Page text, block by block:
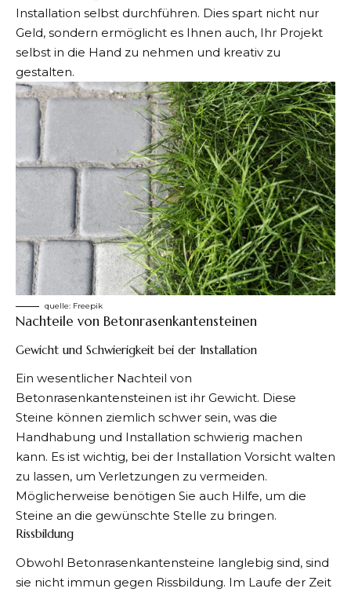
Installation selbst durchführen. Dies spart nicht nur
Geld, sondern ermöglicht es Ihnen auch, Ihr Projekt
selbst in die Hand zu nehmen und kreativ zu
gestalten.
quelle: Freepik
Nachteile von Betonrasenkantensteinen
Gewicht und Schwierigkeit bei der Installation
Ein wesentlicher Nachteil von
Betonrasenkantensteinen ist ihr Gewicht. Diese
Steine können ziemlich schwer sein, was die
Handhabung und Installation schwierig machen
kann. Es ist wichtig, bei der Installation Vorsicht walten
zu lassen, um Verletzungen zu vermeiden.
Möglicherweise benötigen Sie auch Hilfe, um die
Steine an die gewünschte Stelle zu bringen.
Rissbildung
Obwohl Betonrasenkantensteine langlebig sind, sind
sie nicht immun gegen Rissbildung. Im Laufe der Zeit